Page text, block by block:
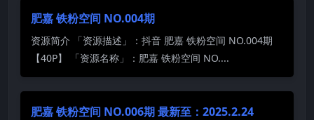
肥嘉 铁粉空间 NO.004期
资源简介 「资源描述」：抖音 肥嘉 铁粉空间 NO.004期
【40P】 「资源名称」：肥嘉 铁粉空间 NO....
肥嘉 铁粉空间 NO.006期 最新至：2025.2.24